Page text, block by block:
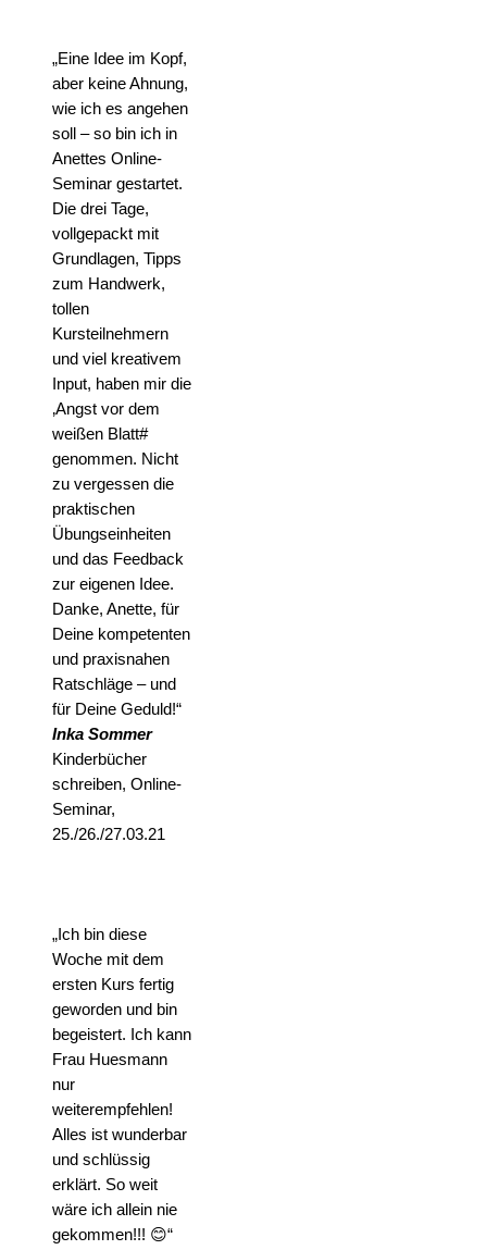
„Eine Idee im Kopf,
aber keine Ahnung,
wie ich es angehen
soll – so bin ich in
Anettes Online-
Seminar gestartet.
Die drei Tage,
vollgepackt mit
Grundlagen, Tipps
zum Handwerk,
tollen
Kursteilnehmern
und viel kreativem
Input, haben mir die
‚Angst vor dem
weißen Blatt#
genommen. Nicht
zu vergessen die
praktischen
Übungseinheiten
und das Feedback
zur eigenen Idee.
Danke, Anette, für
Deine kompetenten
und praxisnahen
Ratschläge – und
für Deine Geduld!“
Inka Sommer
Kinderbücher
schreiben, Online-
Seminar,
25./26./27.03.21
„Ich bin diese
Woche mit dem
ersten Kurs fertig
geworden und bin
begeistert. Ich kann
Frau Huesmann
nur
weiterempfehlen!
Alles ist wunderbar
und schlüssig
erklärt. So weit
wäre ich allein nie
gekommen!!! 😊“